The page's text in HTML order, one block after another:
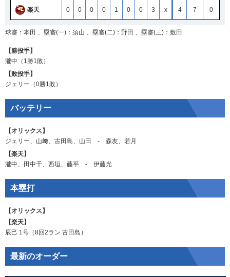
楽天 0 0 0 0 1 0 0 3 x 4 7 0
球審：本田 、塁審(一)：須山 、塁審(二)：野田 、塁審(三)：敷田
【勝投手】
瀧中 （1勝1敗）
【敗投手】
ジェリー （0勝1敗）
バッテリー
【オリックス】
ジェリー、 山﨑、 古田島、 山田 ‐ 森友、 若月
【楽天】
瀧中、 田中千、 西垣、 藤平 ‐ 伊藤光
本塁打
【オリックス】
【楽天】
辰己 1号（8回2ラン 古田島 ）
最新のオーダー